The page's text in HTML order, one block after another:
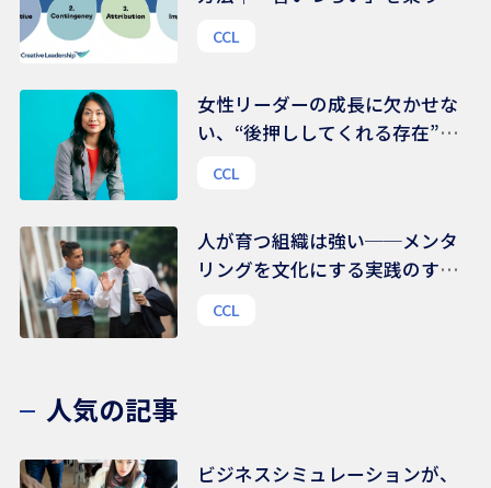
CCL
女性リーダーの成長に欠かせな
い、“後押ししてくれる存在”の
CCL
人が育つ組織は強い──メンタ
リングを文化にする実践のすす
CCL
人気の記事
ビジネスシミュレーションが、